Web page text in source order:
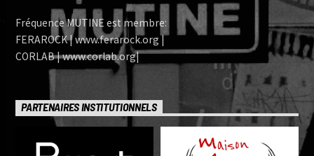
Fréquence MUTINE est membre:
FERAROCK | www.ferarock.org |
CORLAB | www.corlab.org|
PARTENAIRES INSTITUTIONNELS